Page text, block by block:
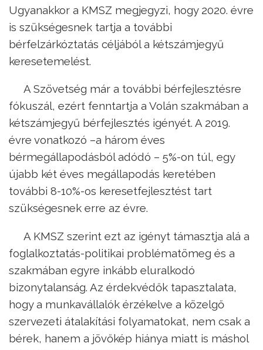
Ugyanakkor a KMSZ megjegyzi, hogy 2020. évre
is szükségesnek tartja a további
bérfelzárkóztatás céljából a kétszámjegyű
keresetemelést.
A Szövetség már a további bérfejlesztésre
fókuszál, ezért fenntartja a Volán szakmában a
kétszámjegyű bérfejlesztés igényét. A 2019.
évre vonatkozó –a három éves
bérmegállapodásból adódó – 5%-on túl, egy
újabb két éves megállapodás keretében
további 8-10%-os keresetfejlesztést tart
szükségesnek erre az évre.
A KMSZ szerint ezt az igényt támasztja alá a
foglalkoztatás-politikai problématömeg és a
szakmában egyre inkább eluralkodó
bizonytalanság. Az érdekvédők tapasztalata,
hogy a munkavállalók érzékelve a közelgő
szervezeti átalakítási folyamatokat, nem csak a
bérek, hanem a jövőkép hiánya miatt is máshol